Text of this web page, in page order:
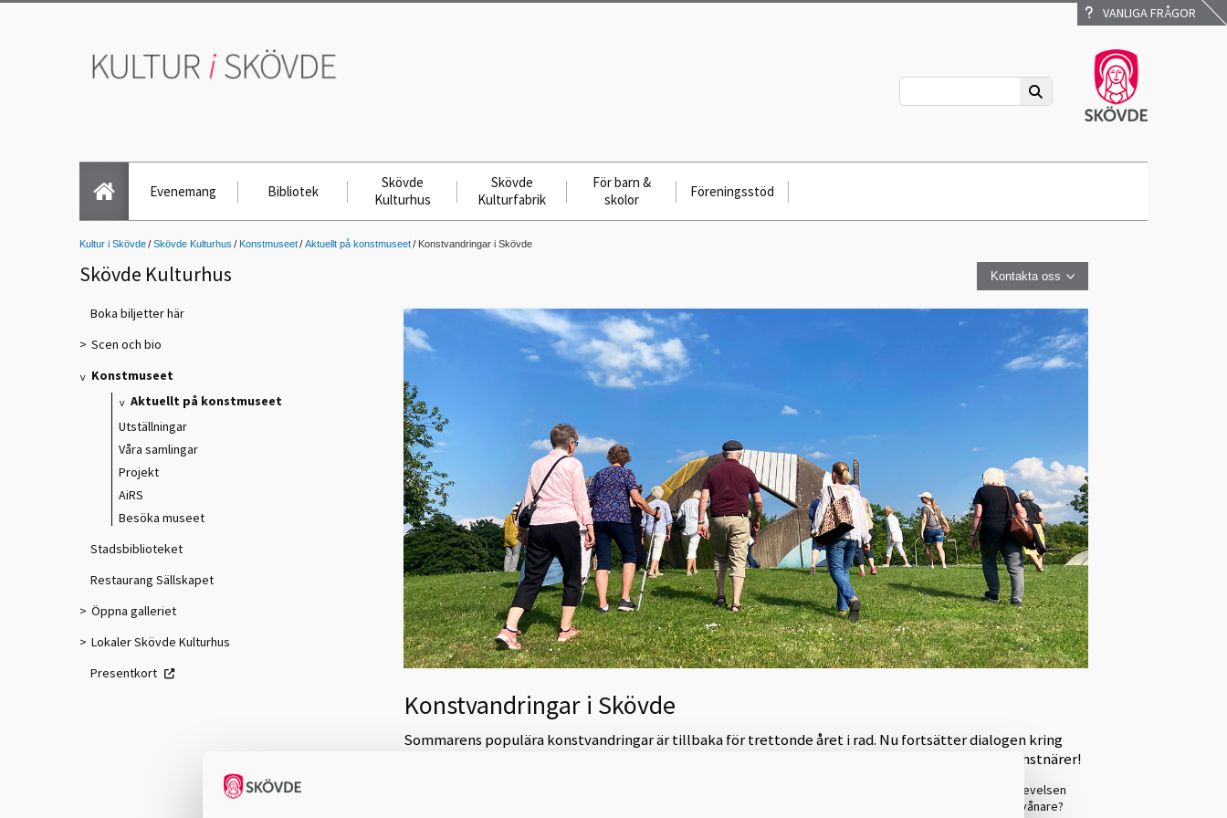
VANLIGA FRÅGOR
Evenemang Bibliotek
Skövde
Kulturhus
Skövde
Kulturfabrik
För barn &
skolor
Föreningsstöd
Kultur i Skövde Skövde Kulturhus Konstmuseet Aktuellt på konstmuseet Konstvandringar i Skövde
Skövde Kulturhus
Boka biljetter här
Scen och bio
Konstmuseet
Aktuellt på konstmuseet
Utställningar
Våra samlingar
Projekt
AiRS
Besöka museet
Stadsbiblioteket
Restaurang Sällskapet
Öppna galleriet
Lokaler Skövde Kulturhus
Presentkort
Kontakta oss
Konstvandringar i Skövde
Sommarens populära konstvandringar är tillbaka för trettonde året i rad. Nu fortsätter dialogen kring
konsten i våra offentliga rum med nya rutter och gästspel - till fots, på hjul och med inbjudna konstnärer!
Vad händer när vi tittar på vår stad och konsten på andra sätt eller med annan blick? Vad sker när vi delar den upplevelsen
tillsammans med andra - eller när vi deltar i stället för att bara iaktta? Vad betyder konsten för staden och dess invånare?